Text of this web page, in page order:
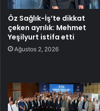
Öz Sağlık-İş’te dikkat
çeken ayrılık: Mehmet
Yeşilyurt istifa etti
Ağustos 2, 2026